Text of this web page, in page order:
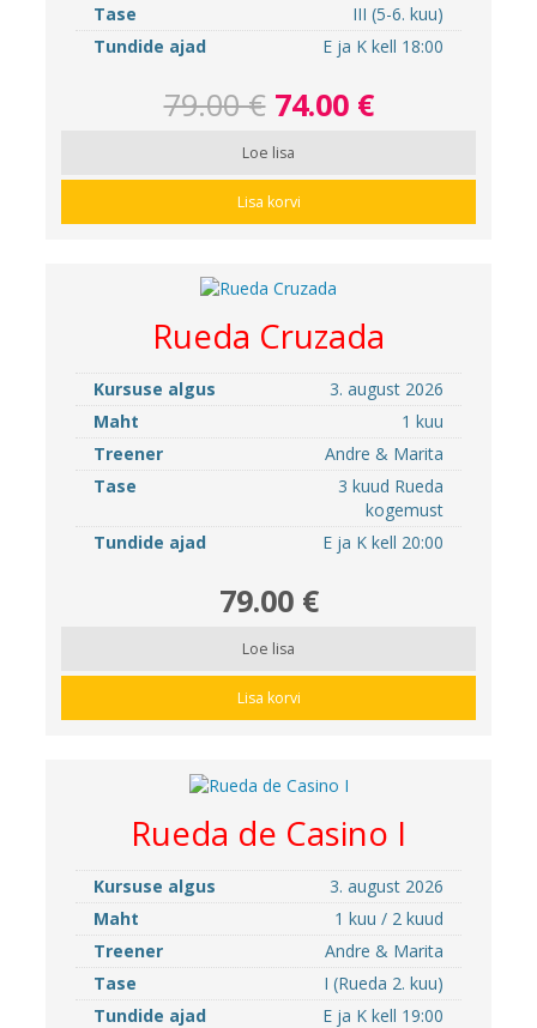
Tase
III (5-6. kuu)
Tundide ajad
E ja K kell 18:00
79.00 € 74.00 €
Loe lisa
Lisa korvi
Rueda Cruzada
Kursuse algus
3. august 2026
Maht
1 kuu
Treener
Andre & Marita
Tase
3 kuud Rueda
kogemust
Tundide ajad
E ja K kell 20:00
79.00 €
Loe lisa
Lisa korvi
Rueda de Casino I
Kursuse algus
3. august 2026
Maht
1 kuu / 2 kuud
Treener
Andre & Marita
Tase
I (Rueda 2. kuu)
Tundide ajad
E ja K kell 19:00